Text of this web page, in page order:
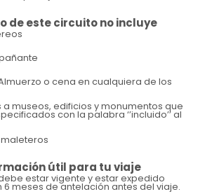
de este circuito no incluye
o cena en cualquiera de los
a museos, edificios y monumentos que
con la palabra ‘’incluido’’ al
útil para tu viaje
estar vigente y estar expedido
6 meses de antelación antes del viaje.